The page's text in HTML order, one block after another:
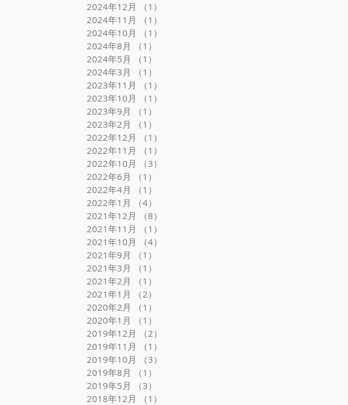
2024年12月
（1）
2024年11月
（1）
2024年10月
（1）
2024年8月
（1）
2024年5月
（1）
2024年3月
（1）
2023年11月
（1）
2023年10月
（1）
2023年9月
（1）
2023年2月
（1）
2022年12月
（1）
2022年11月
（1）
2022年10月
（3）
2022年6月
（1）
2022年4月
（1）
2022年1月
（4）
2021年12月
（8）
2021年11月
（1）
2021年10月
（4）
2021年9月
（1）
2021年3月
（1）
2021年2月
（1）
2021年1月
（2）
2020年2月
（1）
2020年1月
（1）
2019年12月
（2）
2019年11月
（1）
2019年10月
（3）
2019年8月
（1）
2019年5月
（3）
2018年12月
（1）